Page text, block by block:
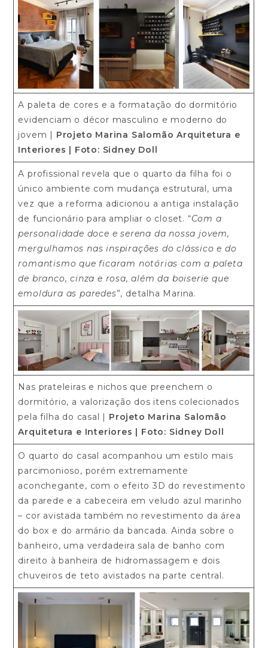
A paleta de cores e a formatação do dormitório
evidenciam o décor masculino e moderno do
jovem | Projeto Marina Salomão Arquitetura e
Interiores | Foto: Sidney Doll
A profissional revela que o quarto da filha foi o
único ambiente com mudança estrutural, uma
vez que a reforma adicionou a antiga instalação
de funcionário para ampliar o closet. “Com a
personalidade doce e serena da nossa jovem,
mergulhamos nas inspirações do clássico e do
romantismo que ficaram notórias com a paleta
de branco, cinza e rosa, além da boiserie que
emoldura as paredes”, detalha Marina.
Nas prateleiras e nichos que preenchem o
dormitório, a valorização dos itens colecionados
pela filha do casal | Projeto Marina Salomão
Arquitetura e Interiores | Foto: Sidney Doll
O quarto do casal acompanhou um estilo mais
parcimonioso, porém extremamente
aconchegante, com o efeito 3D do revestimento
da parede e a cabeceira em veludo azul marinho
– cor avistada também no revestimento da área
do box e do armário da bancada. Ainda sobre o
banheiro, uma verdadeira sala de banho com
direito à banheira de hidromassagem e dois
chuveiros de teto avistados na parte central.